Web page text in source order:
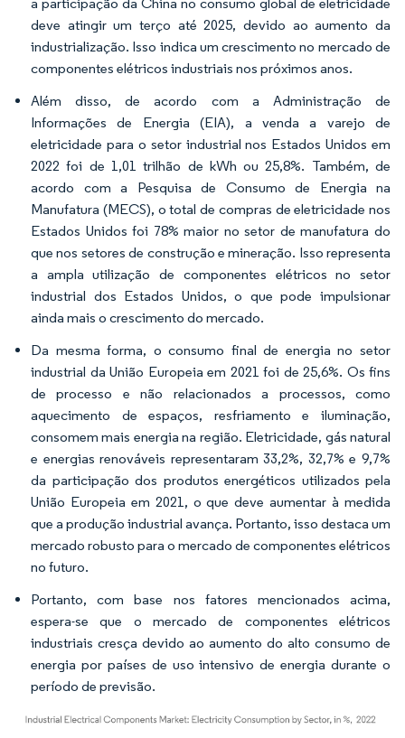
deve atingir um terço até 2025, devido ao aumento da
industrialização. Isso indica um crescimento no mercado de
componentes elétricos industriais nos próximos anos.
Além disso, de acordo com a Administração de
Informações de Energia (EIA), a venda a varejo de
eletricidade para o setor industrial nos Estados Unidos em
2022 foi de 1,01 trilhão de kWh ou 25,8%. Também, de
acordo com a Pesquisa de Consumo de Energia na
Manufatura (MECS), o total de compras de eletricidade nos
Estados Unidos foi 78% maior no setor de manufatura do
que nos setores de construção e mineração. Isso representa
a ampla utilização de componentes elétricos no setor
industrial dos Estados Unidos, o que pode impulsionar
ainda mais o crescimento do mercado.
Da mesma forma, o consumo final de energia no setor
industrial da União Europeia em 2021 foi de 25,6%. Os fins
de processo e não relacionados a processos, como
aquecimento de espaços, resfriamento e iluminação,
consomem mais energia na região. Eletricidade, gás natural
e energias renováveis representaram 33,2%, 32,7% e 9,7%
da participação dos produtos energéticos utilizados pela
União Europeia em 2021, o que deve aumentar à medida
que a produção industrial avança. Portanto, isso destaca um
mercado robusto para o mercado de componentes elétricos
no futuro.
Portanto, com base nos fatores mencionados acima,
espera-se que o mercado de componentes elétricos
industriais cresça devido ao aumento do alto consumo de
energia por países de uso intensivo de energia durante o
período de previsão.